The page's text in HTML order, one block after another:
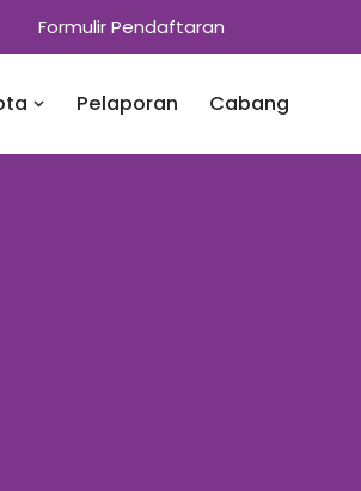
Formulir Pendaftaran
Pelaporan Cabang